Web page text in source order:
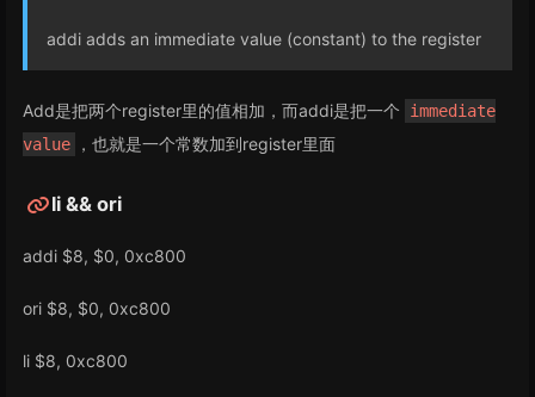
addi adds an immediate value (constant) to the register
Add是把两个register里的值相加，而addi是把一个
immediate
value
，也就是一个常数加到register里面
li && ori
addi $8, $0, 0xc800
ori $8, $0, 0xc800
li $8, 0xc800